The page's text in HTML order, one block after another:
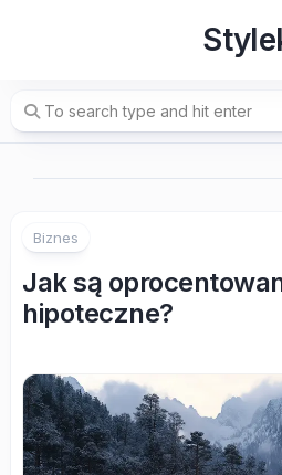
Biznes
Jak są
hipoteczne?